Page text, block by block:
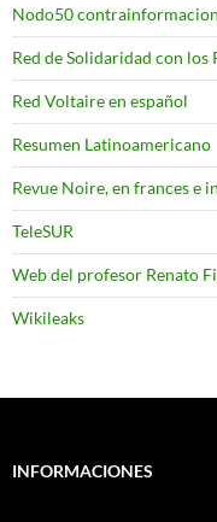
Nodo50
Red de Solidaridad con
Red Voltaire en español
Resumen Latinoamericano
Revue Noire, en frances e
TeleSUR
Web del profesor Renato
Wikileaks
INFORMACIONES